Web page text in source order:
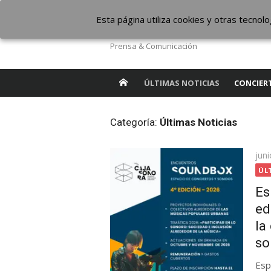
contenido
The Borderline
Prensa & Comunicación
ÚLTIMAS NOTICIAS
Categoría: Últimas Noticias
el
la
Esta página utiliza cookies y otras